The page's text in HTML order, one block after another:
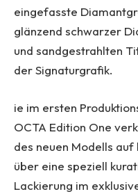
eingefasste
glänzend schwarzer
und sandgestrahlten
der Signaturgrafik.
ie im ersten
OCTA Edition One
des neuen Modells
über eine speziell
Lackierung im